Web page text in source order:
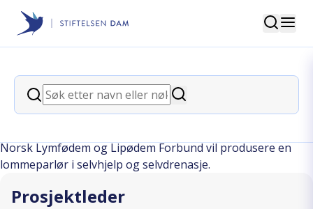
Stiftelsen Dam
Søk
Søk
Søk
back
Lager instruksjonsbok til
Norsk Lymfødem og Lipødem Forbund vil produsere en
lommeparlør i selvhjelp og selvdrenasje.
Prosjektleder